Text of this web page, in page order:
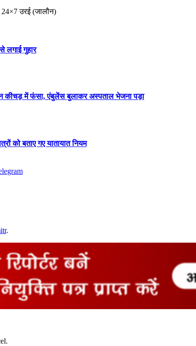
उरई (जालौन)
लगाई गुहार
कीचड़ में फंसा, एंबुलेंस बुलाकर अस्पताल भेजना पड़ा
को बताए गए यातायात नियम
.